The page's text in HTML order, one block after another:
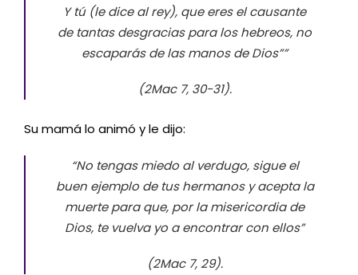
Y tú (le dice al rey), que eres el causante
de tantas desgracias para los hebreos, no
escaparás de las manos de Dios””
(2Mac 7, 30-31).
Su mamá lo animó y le dijo:
“No tengas miedo al verdugo, sigue el
buen ejemplo de tus hermanos y acepta la
muerte para que, por la misericordia de
Dios, te vuelva yo a encontrar con ellos”
(2Mac 7, 29).